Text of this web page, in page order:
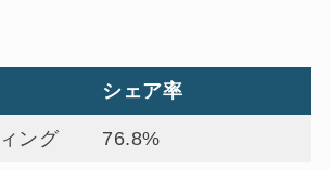
シェア率
ング 76.8%